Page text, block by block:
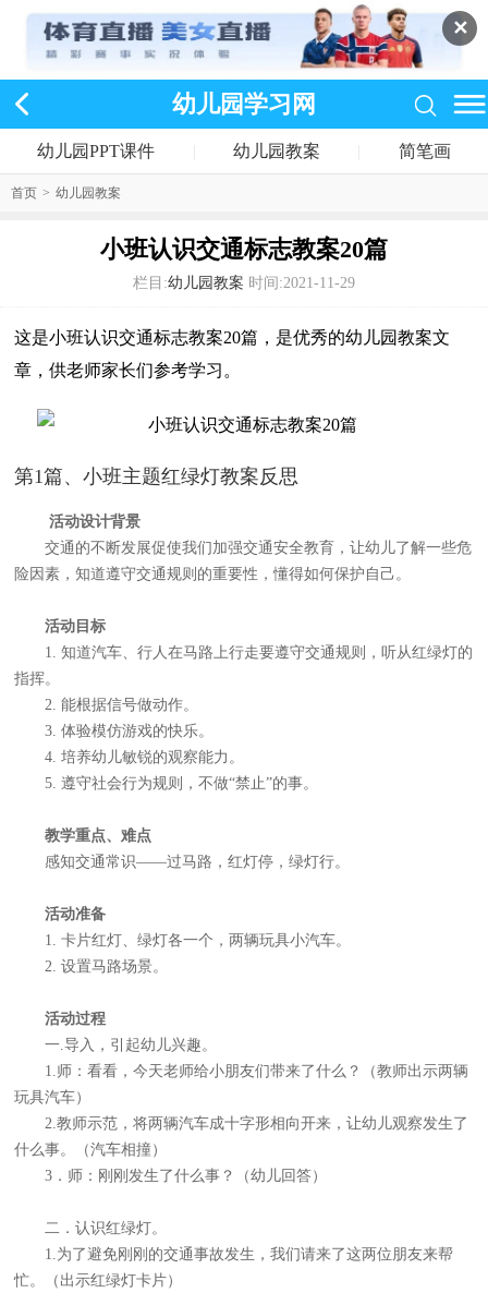
✕
幼儿园学习网
幼儿园PPT课件 幼儿园教案 简笔画
首页 > 幼儿园教案
小班认识交通标志教案20篇
栏目:幼儿园教案 时间:2021-11-29
这是小班认识交通标志教案20篇，是优秀的幼儿园教案文
章，供老师家长们参考学习。
第1篇、小班主题红绿灯教案反思
活动设计背景
交通的不断发展促使我们加强交通安全教育，让幼儿了解一些危
险因素，知道遵守交通规则的重要性，懂得如何保护自己。
活动目标
1. 知道汽车、行人在马路上行走要遵守交通规则，听从红绿灯的
指挥。
2. 能根据信号做动作。
3. 体验模仿游戏的快乐。
4. 培养幼儿敏锐的观察能力。
5. 遵守社会行为规则，不做“禁止”的事。
教学重点、难点
感知交通常识——过马路，红灯停，绿灯行。
活动准备
1. 卡片红灯、绿灯各一个，两辆玩具小汽车。
2. 设置马路场景。
活动过程
一.导入，引起幼儿兴趣。
1.师：看看，今天老师给小朋友们带来了什么？（教师出示两辆
玩具汽车）
2.教师示范，将两辆汽车成十字形相向开来，让幼儿观察发生了
什么事。（汽车相撞）
3．师：刚刚发生了什么事？（幼儿回答）
二．认识红绿灯。
1.为了避免刚刚的交通事故发生，我们请来了这两位朋友来帮
忙。（出示红绿灯卡片）